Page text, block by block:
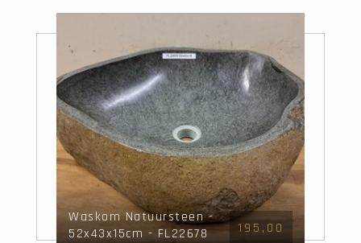
Waskom Natuursteen -
52x43x15cm - FL22678
195,00